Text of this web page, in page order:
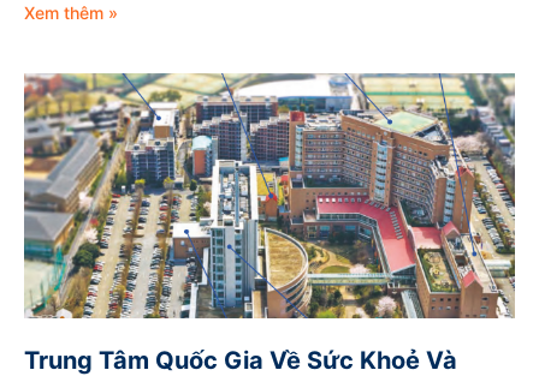
Xem thêm »
Trung Tâm Quốc Gia Về Sức Khoẻ Và